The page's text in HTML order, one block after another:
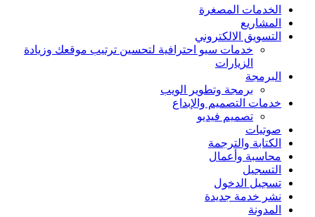
الخدمات المصغرة
المشاريع
التسويق الالكتروني
خدمات سيو احترافية لتحسين ترتيب موقعك وزيادة
الزيارات
البرمجة
برمجة وتطوير الويب
خدمات التصميم والإبداع
تصميم فيديو
صوتيات
الكتابة والترجمة
محاسبة وأعمال
التسجيل
تسجيل الدخول
نشر خدمة جديدة
المدونة